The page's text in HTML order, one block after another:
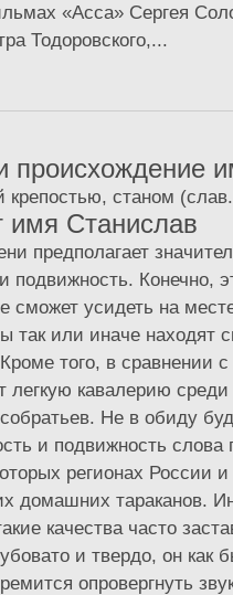
«Асса» Сергея
Тодоровского,...
происхождение
крепостью, станом
имя Станислав
предполагает
подвижность. Конечно,
сможет усидеть на
так или иначе находят
Кроме того, в сравнении
легкую кавалерию
Не в обиду
и подвижность слова
регионах России
домашних тараканов.
качества часто
и твердо, он как
опровергнуть